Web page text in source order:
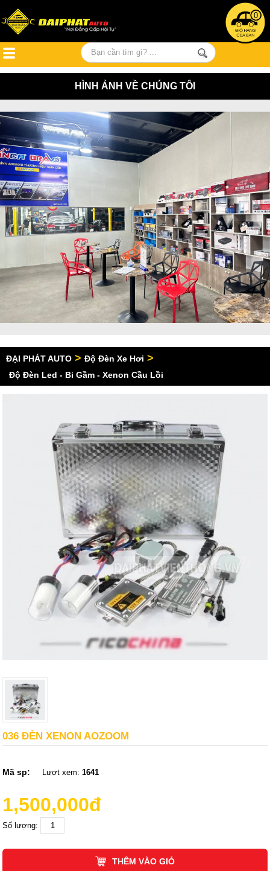
0
HÌNH ẢNH VỀ CHÚNG TÔI
ĐẠI PHÁT AUTO > Độ Đèn Xe Hơi >
Độ Đèn Led - Bi Gầm - Xenon Cầu Lồi
036 ĐÈN XENON AOZOOM
Mã sp: Lượt xem:1641
1,500,000đ
Số lượng:
THÊM VÀO GIỎ